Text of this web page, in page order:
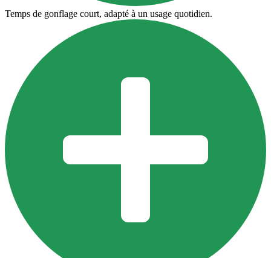
Temps de gonflage court, adapté à un usage quotidien.